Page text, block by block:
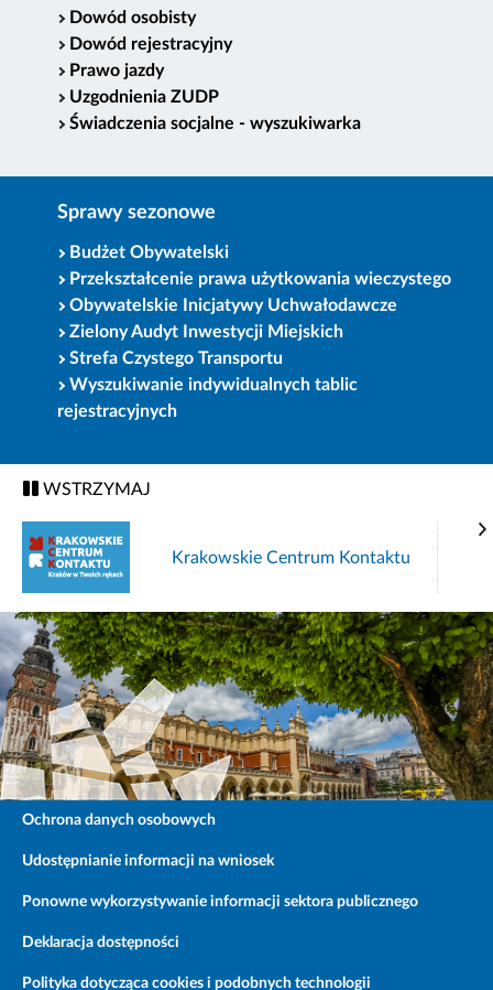
Dowód osobisty
Dowód rejestracyjny
Prawo jazdy
Uzgodnienia ZUDP
Świadczenia socjalne - wyszukiwarka
Sprawy sezonowe
Budżet Obywatelski
Przekształcenie prawa użytkowania wieczystego
Obywatelskie Inicjatywy Uchwałodawcze
Zielony Audyt Inwestycji Miejskich
Strefa Czystego Transportu
Wyszukiwanie indywidualnych tablic
rejestracyjnych
WSTRZYMAJ
Krakowskie Centrum Kontaktu
Ochrona danych osobowych
Udostępnianie informacji na wniosek
Ponowne wykorzystywanie informacji sektora publicznego
Deklaracja dostępności
Polityka dotycząca cookies i podobnych technologii